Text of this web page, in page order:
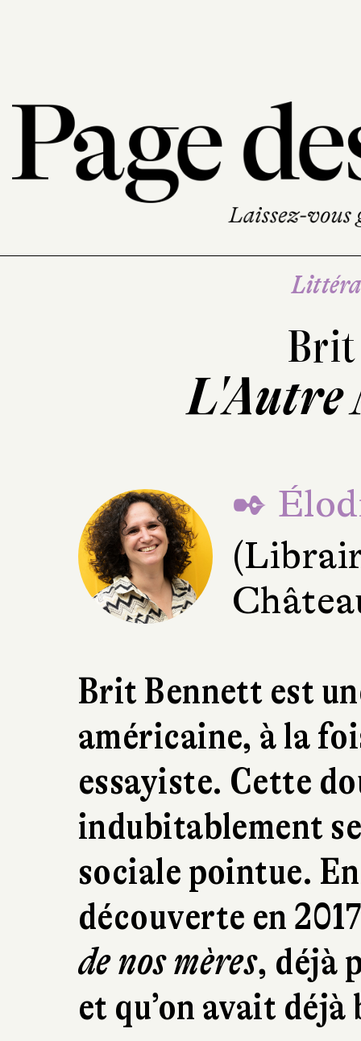
L'Autre
✒
Brit Bennett est
américaine, à la
essayiste. Cette
indubitablement
sociale pointue.
découverte en
de nos mères, déjà
et qu’on avait